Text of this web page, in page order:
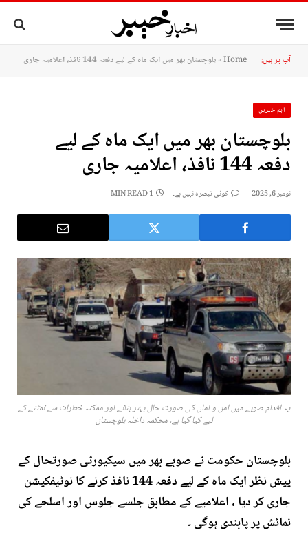
آپ پر ہیں: Home
»بلوچستان بھر میں ایک ماہ کے لیے دفعہ 144 نافذ، اعلامیہ جاری
اہم خبریں
بلوچستان بھر میں ایک ماہ کے لیے
دفعہ 144 نافذ، اعلامیہ جاری
نومبر 6, 2025 کوئی تبصرہ نہیں ہے۔ 1 MIN READ
یہ اقدام صوبے میں امن و امان کی صورت حال بہتر بنانے اور ممکنہ خطرات سے نمٹنے کے
لیے کیا گیا ہے، محکمہ داخلہ بلوچستان
بلوچستان حکومت نے صوبے بھر میں سیکیورٹی صورتحال کے
پیش نظر ایک ماہ کے لیے دفعہ 144 نافذ کرنے کا نوٹیفکیشن
جاری کر دیا ، اعلامیے کے مطابق جلسے جلوس اور اسلحے کی
نمائش پر پابندی ہوگی ۔